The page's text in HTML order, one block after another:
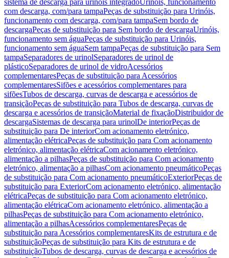
sistema de descarga para urinóis integradoUrinóis, funcionamento
com descarga, com/para tampaPeças de substituição para Urinóis,
funcionamento com descarga, com/para tampaSem bordo de
descargaPeças de substituição para Sem bordo de descargaUrinóis,
funcionamento sem águaPeças de substituição para Urinóis,
funcionamento sem águaSem tampaPeças de substituição para Sem
tampaSeparadores de urinolSeparadores de urinol de
plásticoSeparadores de urinol de vidroAcessórios
complementaresPeças de substituição para Acessórios
complementaresSifões e acessórios complementares para
sifõesTubos de descarga, curvas de descarga e acessórios de
transiçãoPeças de substituição para Tubos de descarga, curvas de
descarga e acessórios de transiçãoMaterial de fixaçãoDistribuidor de
descargaSistemas de descarga para urinolDe interiorPeças de
substituição para De interiorCom acionamento eletrónico,
alimentação elétricaPeças de substituição para Com acionamento
eletrónico, alimentação elétricaCom acionamento eletrónico,
alimentação a pilhasPeças de substituição para Com acionamento
eletrónico, alimentação a pilhasCom acionamento pneumáticoPeças
de substituição para Com acionamento pneumáticoExteriorPeças de
substituição para ExteriorCom acionamento eletrónico, alimentação
elétricaPeças de substituição para Com acionamento eletrónico,
alimentação elétricaCom acionamento eletrónico, alimentação a
pilhasPeças de substituição para Com acionamento eletrónico,
alimentação a pilhasAcessórios complementaresPeças de
substituição para Acessórios complementaresKits de estrutura e de
substituiçãoPeças de substituição para Kits de estrutura e de
substituiçãoTubos de descarga, curvas de descarga e acessórios de